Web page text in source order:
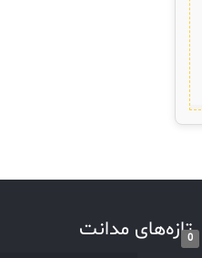
تازه‌های مدانت
0